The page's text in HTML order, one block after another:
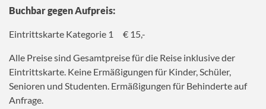
Buchbar gegen Aufpreis:
Eintrittskarte Kategorie 1 € 15,-
Alle Preise sind Gesamtpreise für die Reise inklusive der
Eintrittskarte. Keine Ermäßigungen für Kinder, Schüler,
Senioren und Studenten. Ermäßigungen für Behinderte auf
Anfrage.